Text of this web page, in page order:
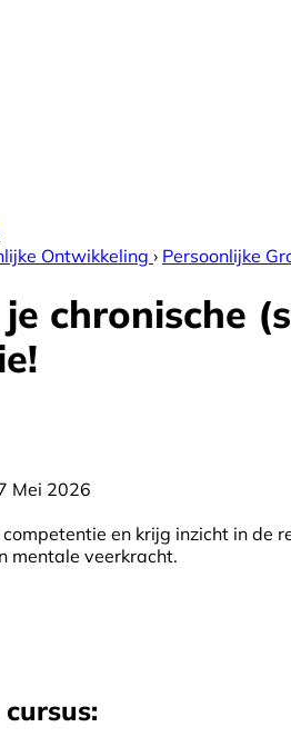
Ontwikkeling › Persoonlijke
chronische
Mei 2026
en krijg inzicht in de
mentale veerkracht.